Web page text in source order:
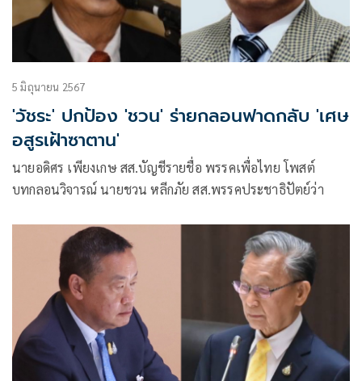
5 มิถุนายน 2567
'วัชระ' ปกป้อง 'ชวน' ร่ายกลอนฟาดกลับ 'เศษ
อสูรเฝ้าซาตาน'
นายอดิศร เพียงเกษ สส.บัญชีรายชื่อ พรรคเพื่อไทย โพสต์
บทกลอนวิจารณ์ นายชวน หลีกภัย สส.พรรคประชาธิปัตย์ว่า